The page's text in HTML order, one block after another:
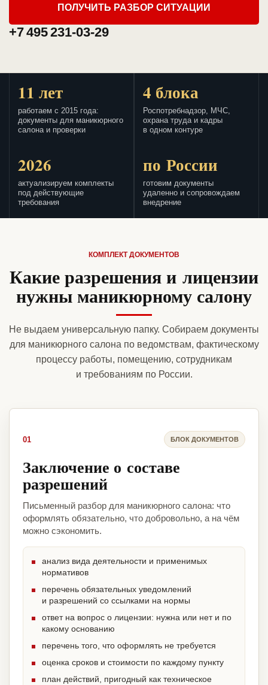
ПОЛУЧИТЬ РАЗБОР СИТУАЦИИ
+7 495 231-03-29
11 лет
работаем с 2015 года:
документы для маникюрного
салона и проверки
4 блока
Роспотребнадзор, МЧС,
охрана труда и кадры
в одном контуре
2026
актуализируем комплекты
под действующие
требования
по России
готовим документы
удаленно и сопровождаем
внедрение
КОМПЛЕКТ ДОКУМЕНТОВ
Какие разрешения и лицензии
нужны маникюрному салону
Не выдаем универсальную папку. Собираем документы
для маникюрного салона по ведомствам, фактическому
процессу работы, помещению, сотрудникам
и требованиям по России.
01 БЛОК ДОКУМЕНТОВ
Заключение о составе
разрешений
Письменный разбор для маникюрного салона: что
оформлять обязательно, что добровольно, а на чём
можно сэкономить.
анализ вида деятельности и применимых
нормативов
перечень обязательных уведомлений
и разрешений со ссылками на нормы
ответ на вопрос о лицензии: нужна или нет и по
какому основанию
перечень того, что оформлять не требуется
оценка сроков и стоимости по каждому пункту
план действий, пригодный как техническое